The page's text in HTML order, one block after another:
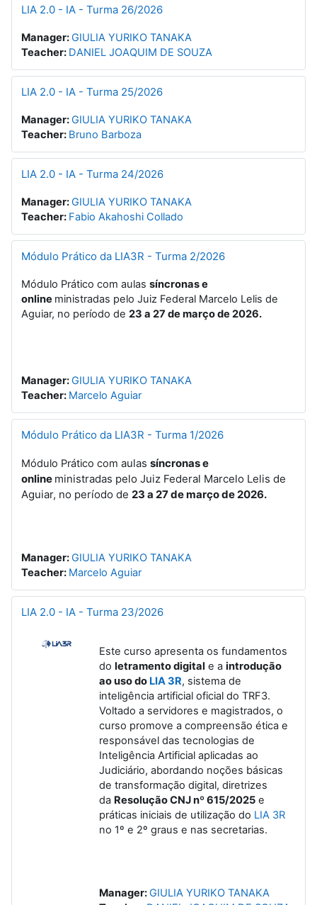
LIA 2.0 - IA - Turma 26/2026
Manager:GIULIA YURIKO TANAKA
Teacher: DANIEL JOAQUIM DE SOUZA
LIA 2.0 - IA - Turma 25/2026
Manager:GIULIA YURIKO TANAKA
Teacher: Bruno Barboza
LIA 2.0 - IA - Turma 24/2026
Manager:GIULIA YURIKO TANAKA
Teacher: Fabio Akahoshi Collado
Módulo Prático da LIA3R - Turma 2/2026
Módulo Prático com aulas síncronas e
online ministradas pelo Juiz Federal Marcelo Lelis de
Aguiar, no período de 23 a 27 de março de 2026.
Manager:GIULIA YURIKO TANAKA
Teacher: Marcelo Aguiar
Módulo Prático da LIA3R - Turma 1/2026
Módulo Prático com aulas síncronas e
online ministradas pelo Juiz Federal Marcelo Lelis de
Aguiar, no período de 23 a 27 de março de 2026.
Manager:GIULIA YURIKO TANAKA
Teacher: Marcelo Aguiar
LIA 2.0 - IA - Turma 23/2026
Este curso apresenta os fundamentos
do letramento digital e a introdução
ao uso do LIA 3R, sistema de
inteligência artificial oficial do TRF3.
Voltado a servidores e magistrados, o
curso promove a compreensão ética e
responsável das tecnologias de
Inteligência Artificial aplicadas ao
Judiciário, abordando noções básicas
de transformação digital, diretrizes
da Resolução CNJ nº 615/2025 e
práticas iniciais de utilização do LIA 3R
no 1º e 2º graus e nas secretarias.
Manager:GIULIA YURIKO TANAKA